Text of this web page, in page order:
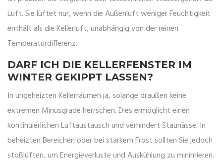
Luft. Sie lüftet nur, wenn die Außenluft weniger Feuchtigkeit
enthält als die Kellerluft, unabhängig von der reinen
Temperaturdifferenz.
DARF ICH DIE KELLERFENSTER IM
WINTER GEKIPPT LASSEN?
In ungeheizten Kellerräumen ja, solange draußen keine
extremen Minusgrade herrschen. Dies ermöglicht einen
kontinuierlichen Luftaustausch und verhindert Staunässe. In
beheizten Bereichen oder bei starkem Frost sollten Sie jedoch
stoßlüften, um Energieverluste und Auskühlung zu minimieren.